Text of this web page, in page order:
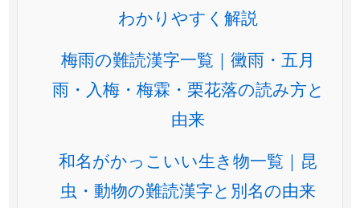
わかりやすく解説
梅雨の難読漢字一覧｜黴雨・五月
雨・入梅・梅霖・栗花落の読み方と
由来
和名がかっこいい生き物一覧｜昆
虫・動物の難読漢字と別名の由来